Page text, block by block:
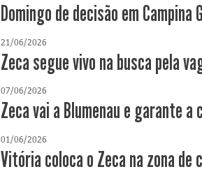
Domingo de decisão em Campina
21/06/2026
Zeca segue vivo na busca pela
07/06/2026
Zeca vai a Blumenau e garante
01/06/2026
Vitória coloca o Zeca na zona de